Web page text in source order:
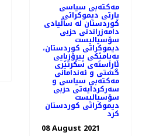
مەکتەبی سیاسی
پارتی دیموکراتی
کوردستان له‌ ساڵیادی
دامەزراندنی حزبی
سۆسیالیست
دیموکراتی کوردستان،
په‌یامێكی پیرۆزبایی
ئاراسته‌ی سکرتێری
گشتی و ئەندامانی
مەکتەبی سیاسی و
سەرکردایەتی حزبی
سۆسیالیست
دیموکراتی کوردستان
كرد
08 August 2021